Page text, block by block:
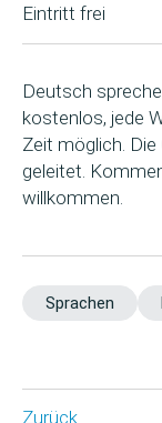
Eintritt frei
Deutsch
kostenlos, jede
Zeit möglich.
geleitet.
willkommen.
Sprachen
Zurück